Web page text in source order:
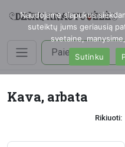
Kava, arbata
Rikiuoti:
Naudojame slapukus
suteiktų jums geriausią
svetaine,
Sutinku